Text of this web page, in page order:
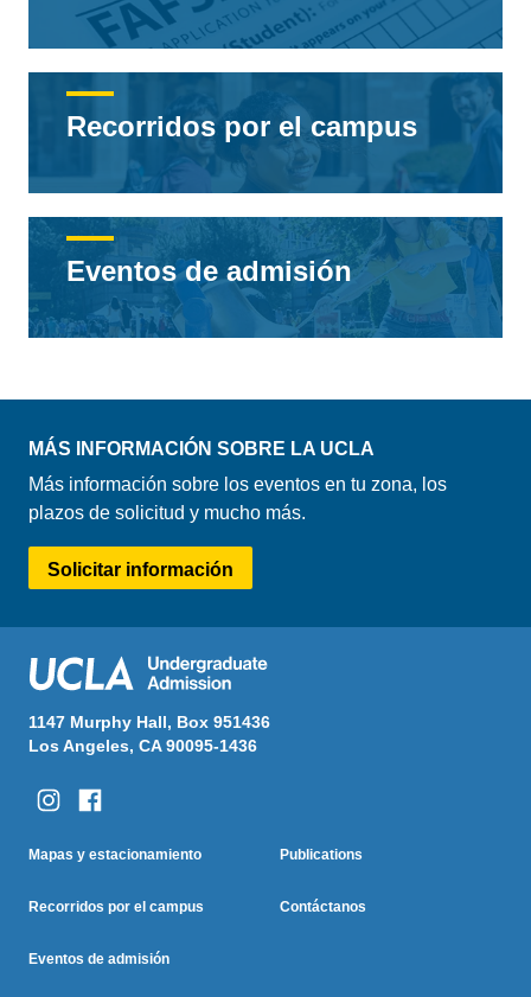
Recorridos por el campus
Eventos de admisión
MÁS INFORMACIÓN SOBRE LA UCLA
Más información sobre los eventos en tu zona, los
plazos de solicitud y mucho más.
Solicitar información
1147 Murphy Hall, Box 951436
Los Angeles, CA 90095-1436
Footer
Columna Uno
Mapas y estacionamiento
Recorridos por el campus
Eventos de admisión
Columna Dos
Publications
Contáctanos